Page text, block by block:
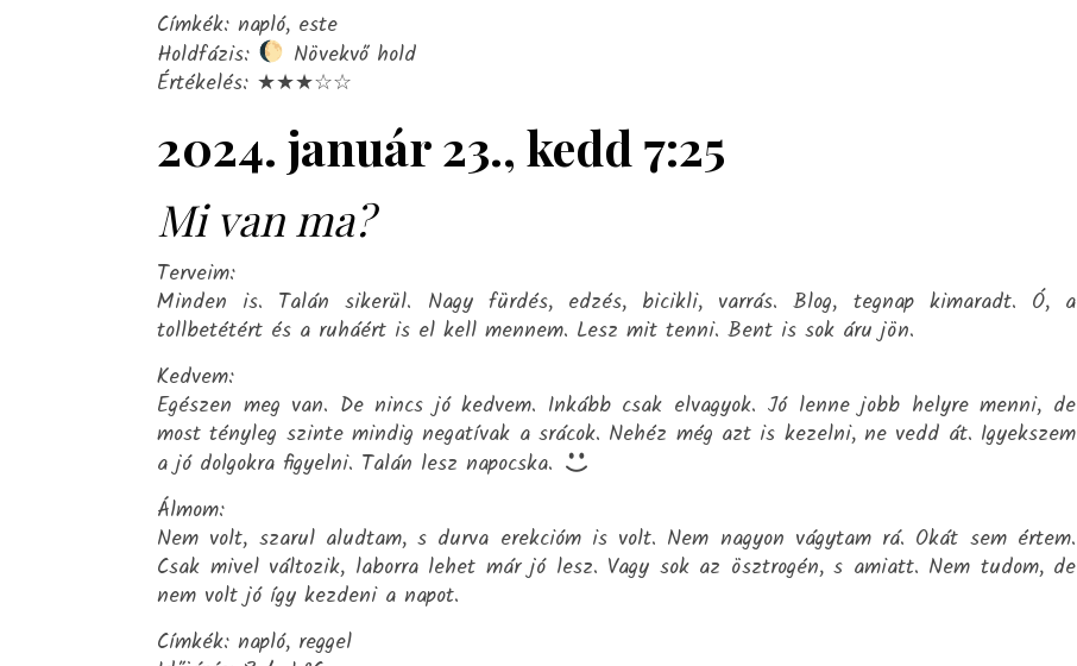
Címkék: napló, este
Holdfázis:
Növekvő hold
Értékelés: ★★★☆☆
2024. január 23., kedd 7:25
Mi van ma?
Terveim:
Minden is. Talán sikerül. Nagy fürdés, edzés, bicikli, varrás. Blog, tegnap kimaradt. Ó, a
tollbetétért és a ruháért is el kell mennem. Lesz mit tenni. Bent is sok áru jön.
Kedvem:
Egészen meg van. De nincs jó kedvem. Inkább csak elvagyok. Jó lenne jobb helyre menni, de
most tényleg szinte mindig negatívak a srácok. Nehéz még azt is kezelni, ne vedd át. Igyekszem
a jó dolgokra figyelni. Talán lesz napocska.
Álmom:
Nem volt, szarul aludtam, s durva erekcióm is volt. Nem nagyon vágytam rá. Okát sem értem.
Csak mivel változik, laborra lehet már jó lesz. Vagy sok az ösztrogén, s amiatt. Nem tudom, de
nem volt jó így kezdeni a napot.
Címkék: napló, reggel